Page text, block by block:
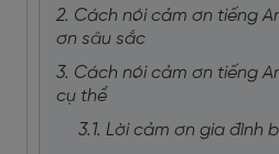
2. Cách nói cảm ơn tiếng
ơn sâu sắc
3. Cách nói cảm ơn tiếng
cụ thể
3.1. Lời cảm ơn gia đình